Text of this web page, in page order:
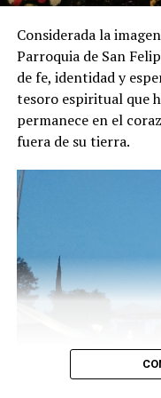
Considerada la
Parroquia de San
de fe, identidad y
tesoro espiritual que
permanece en el
fuera de su tierra.